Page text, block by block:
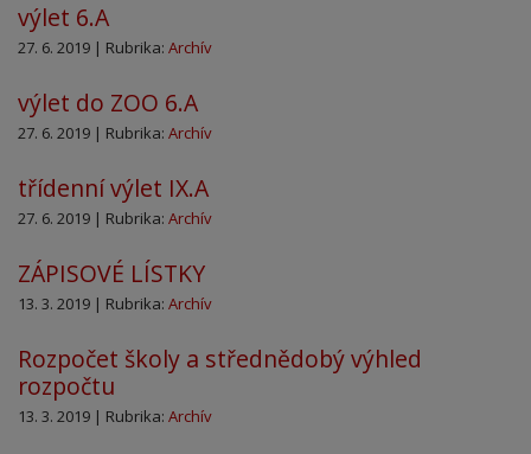
výlet 6.A
27. 6. 2019 | Rubrika: Archív
výlet do ZOO 6.A
27. 6. 2019 | Rubrika: Archív
třídenní výlet IX.A
27. 6. 2019 | Rubrika: Archív
ZÁPISOVÉ LÍSTKY
13. 3. 2019 | Rubrika: Archív
Rozpočet školy a střednědobý výhled
rozpočtu
13. 3. 2019 | Rubrika: Archív